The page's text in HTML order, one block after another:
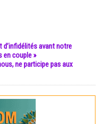
d’infidélités avant notre
en couple »
ne participe pas aux